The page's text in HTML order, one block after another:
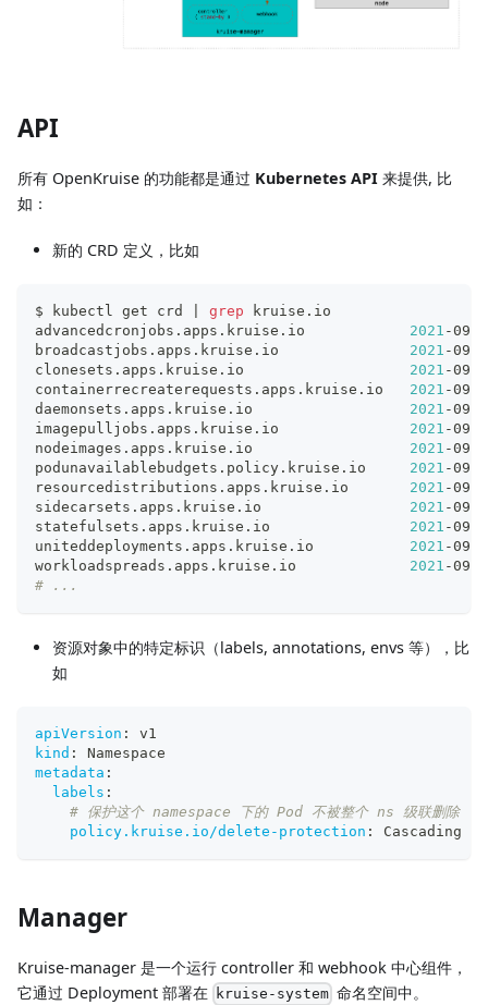
API
所有 OpenKruise 的功能都是通过 Kubernetes API 来提供, 比
如：
新的 CRD 定义，比如
$ kubectl get crd grep kruise.io
advancedcronjobs.apps.kruise.io 2021 -09-
broadcastjobs.apps.kruise.io 2021 -09-
clonesets.apps.kruise.io 2021 -09-
containerrecreaterequests.apps.kruise.io 2021 -09-
daemonsets.apps.kruise.io 2021 -09-
imagepulljobs.apps.kruise.io 2021 -09-
nodeimages.apps.kruise.io 2021 -09-
podunavailablebudgets.policy.kruise.io 2021 -09-
resourcedistributions.apps.kruise.io 2021 -09-
sidecarsets.apps.kruise.io 2021 -09-
statefulsets.apps.kruise.io 2021 -09-
uniteddeployments.apps.kruise.io 2021 -09-
workloadspreads.apps.kruise.io 2021 -09-
# ...
资源对象中的特定标识（labels, annotations, envs 等），比
如
apiVersion :
v1
kind :
Namespace
metadata :
labels :
# 保护这个 namespace 下的 Pod 不被整个 ns 级联删除
policy.kruise.io/delete-protection : Cascading
Manager
Kruise-manager 是一个运行 controller 和 webhook 中心组件，
它通过 Deployment 部署在 kruise-system 命名空间中。